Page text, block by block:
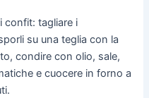
confit: tagliare i
su una teglia con la
condire con olio, sale,
e cuocere in forno a